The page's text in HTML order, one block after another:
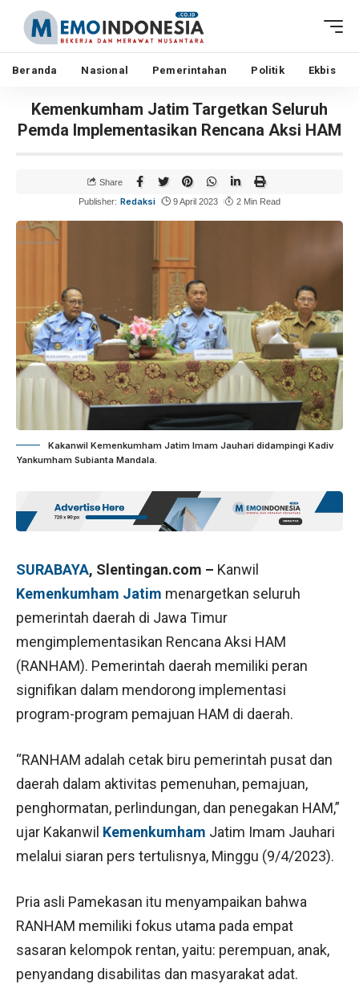
Beranda Nasional Pemerintahan Politik Ekbis
Kemenkumham Jatim Targetkan Seluruh
Pemda Implementasikan Rencana Aksi HAM
Publisher: Redaksi 9 April 2023 2 Min Read
Share
Kakanwil Kemenkumham Jatim Imam Jauhari didampingi Kadiv
Yankumham Subianta Mandala.
SURABAYA, Slentingan.com – Kanwil
Kemenkumham Jatim menargetkan seluruh
pemerintah daerah di Jawa Timur
mengimplementasikan Rencana Aksi HAM
(RANHAM). Pemerintah daerah memiliki peran
signifikan dalam mendorong implementasi
program-program pemajuan HAM di daerah.
“RANHAM adalah cetak biru pemerintah pusat dan
daerah dalam aktivitas pemenuhan, pemajuan,
penghormatan, perlindungan, dan penegakan HAM,”
ujar Kakanwil Kemenkumham Jatim Imam Jauhari
melalui siaran pers tertulisnya, Minggu (9/4/2023).
Pria asli Pamekasan itu menyampaikan bahwa
RANHAM memiliki fokus utama pada empat
sasaran kelompok rentan, yaitu: perempuan, anak,
penyandang disabilitas dan masyarakat adat.